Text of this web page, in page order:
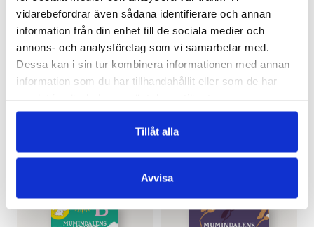
vidarebefordrar även sådana identifierare och annan
information från din enhet till de sociala medier och
annons- och analysföretag som vi samarbetar med.
Dessa kan i sin tur kombinera informationen med annan
information som du har tillhandahållit eller som de har
Tillåt alla
Avvisa
OTAVA
Mumin
Anteckningsbok
OTAVA
Mumin
Anteckningsbok
(orange)
€17.60